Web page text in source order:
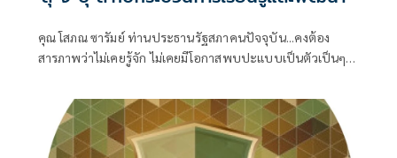
คุณ โสภณ ซารัมย์ ท่านประธานรัฐสภาคนปัจจุบัน...คงต้อง
สารภาพว่าไม่เคยรู้จัก ไม่เคยมีโอกาสพบปะแบบเป็นตัวเป็นๆ
พอที่จะดำรงตำแหน่ง